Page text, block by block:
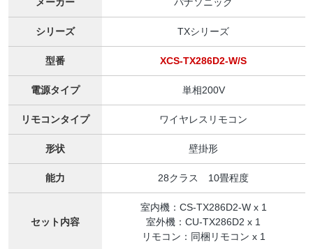
シリーズ TXシリーズ
型番 XCS-TX286D2-W/S
電源タイプ 単相200V
リモコンタイプ ワイヤレスリモコン
形状 壁掛形
能力 28クラス 10畳程度
セット内容
室内機：CS-TX286D2-W x 1
室外機：CU-TX286D2 x 1
リモコン：同梱リモコン x 1